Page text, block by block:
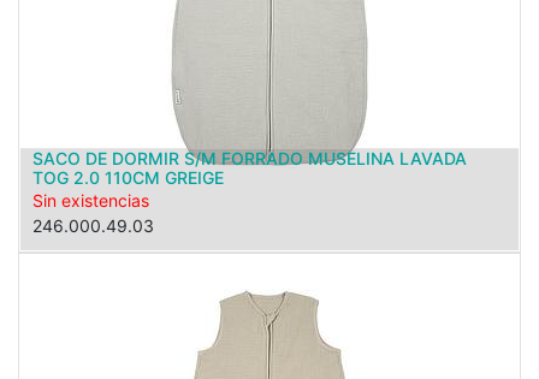
SACO DE DORMIR S/M FORRADO MUSELINA LAVADA
TOG 2.0 110CM GREIGE
Sin existencias
246.000.49.03